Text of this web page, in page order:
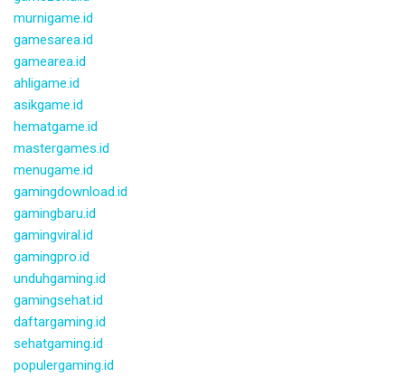
murnigame.id
gamesarea.id
gamearea.id
ahligame.id
asikgame.id
hematgame.id
mastergames.id
menugame.id
gamingdownload.id
gamingbaru.id
gamingviral.id
gamingpro.id
unduhgaming.id
gamingsehat.id
daftargaming.id
sehatgaming.id
populergaming.id